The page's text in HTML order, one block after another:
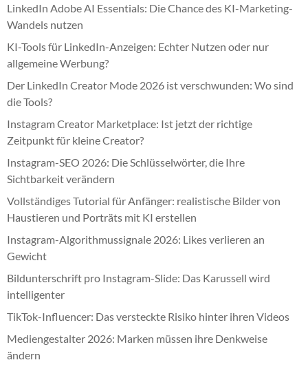
LinkedIn Adobe AI Essentials: Die Chance des KI-Marketing-
Wandels nutzen
KI-Tools für LinkedIn-Anzeigen: Echter Nutzen oder nur
allgemeine Werbung?
Der LinkedIn Creator Mode 2026 ist verschwunden: Wo sind
die Tools?
Instagram Creator Marketplace: Ist jetzt der richtige
Zeitpunkt für kleine Creator?
Instagram-SEO 2026: Die Schlüsselwörter, die Ihre
Sichtbarkeit verändern
Vollständiges Tutorial für Anfänger: realistische Bilder von
Haustieren und Porträts mit KI erstellen
Instagram-Algorithmussignale 2026: Likes verlieren an
Gewicht
Bildunterschrift pro Instagram-Slide: Das Karussell wird
intelligenter
TikTok-Influencer: Das versteckte Risiko hinter ihren Videos
Mediengestalter 2026: Marken müssen ihre Denkweise
ändern